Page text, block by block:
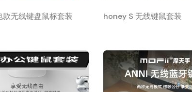
无线键盘鼠标套装 honey S 无线键鼠套装